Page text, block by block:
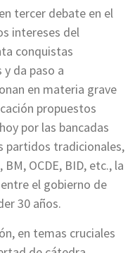
tercer debate en el
intereses del
conquistas
da paso a
en materia grave
propuestos
por las bancadas
partidos tradicionales,
OCDE, BID, etc., la
el gobierno de
30 años.
en temas cruciales